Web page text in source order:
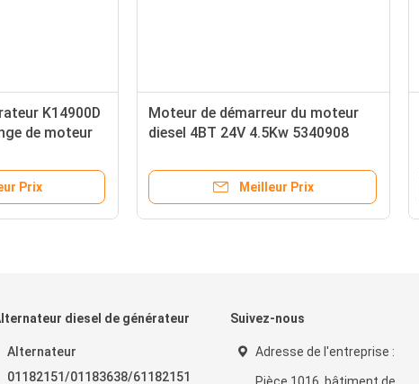
K14900D
de moteur
Prix
Moteur de démarreur du moteur
diesel 4BT 24V 4.5Kw 5340908
Meilleur Prix
diesel de générateur
Alternateur
01182151/01183638/61182151
Suivez-nous
Adresse de l'entreprise :